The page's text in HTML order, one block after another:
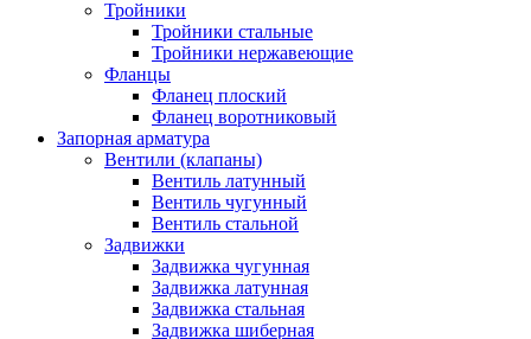
Тройники
Тройники стальные
Тройники нержавеющие
Фланцы
Фланец плоский
Фланец воротниковый
Запорная арматура
Вентили (клапаны)
Вентиль латунный
Вентиль чугунный
Вентиль стальной
Задвижки
Задвижка чугунная
Задвижка латунная
Задвижка стальная
Задвижка шиберная